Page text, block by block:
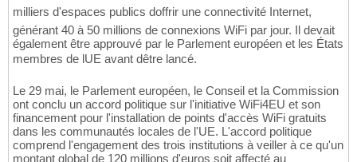
milliers d'espaces publics doffrir une connectivité Internet,
générant 40 à 50 millions de connexions WiFi par jour. Il devait
également être approuvé par le Parlement européen et les États
membres de lUE avant dêtre lancé.
Le 29 mai, le Parlement européen, le Conseil et la Commission
ont conclu un accord politique sur l'initiative WiFi4EU et son
financement pour l'installation de points d'accès WiFi gratuits
dans les communautés locales de l'UE. L'accord politique
comprend l'engagement des trois institutions à veiller à ce qu'un
montant global de 120 millions d'euros soit affecté au